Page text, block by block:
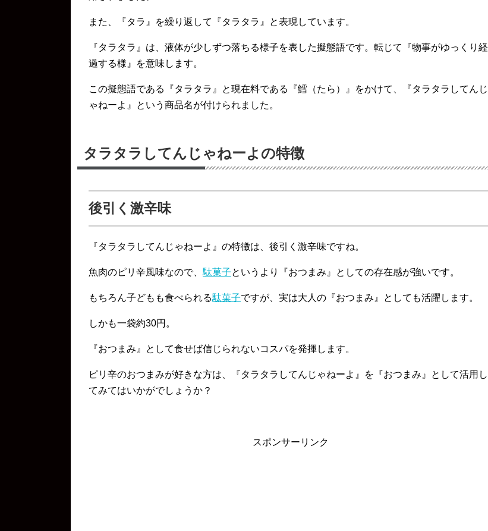
また、『タラ』を繰り返して『タラタラ』と表現しています。
『タラタラ』は、液体が少しずつ落ちる様子を表した擬態語です。転じて『物事がゆっくり経
過する様』を意味します。
この擬態語である『タラタラ』と現在料である『鱈（たら）』をかけて、『タラタラしてんじ
ゃねーよ』という商品名が付けられました。
タラタラしてんじゃねーよの特徴
後引く激辛味
『タラタラしてんじゃねーよ』の特徴は、後引く激辛味ですね。
魚肉のピリ辛風味なので、駄菓子というより『おつまみ』としての存在感が強いです。
もちろん子どもも食べられる駄菓子ですが、実は大人の『おつまみ』としても活躍します。
しかも一袋約30円。
『おつまみ』として食せば信じられないコスパを発揮します。
ピリ辛のおつまみが好きな方は、『タラタラしてんじゃねーよ』を『おつまみ』として活用し
てみてはいかがでしょうか？
スポンサーリンク